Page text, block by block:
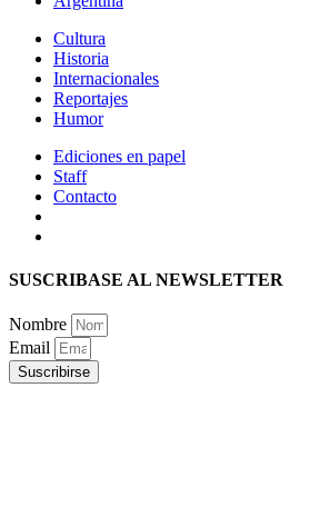
Cultura
Historia
Internacionales
Reportajes
Humor
Ediciones en papel
Staff
Contacto
SUSCRIBASE AL NEWSLETTER
Nombre
Email
Suscribirse